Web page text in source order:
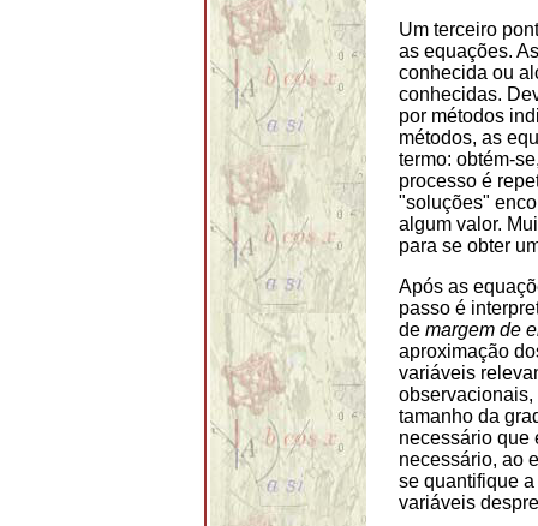
Um terceiro
as equações.
conhecida ou
conhecidas.
por métodos
métodos, as
termo: obtém-
processo é
"soluções"
algum valor.
para se obter
Após as
passo é
de margem de
aproximação
variáveis
tamanho da
necessário que
necessário, ao
se quantifique
variáveis